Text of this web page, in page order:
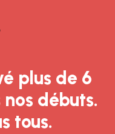
plus de 6
débuts.
tous.